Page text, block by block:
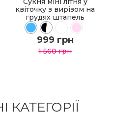
квіточку з вирізом на
грудях штапель
999 грн
1 560 грн
КАТЕГОРІЇ